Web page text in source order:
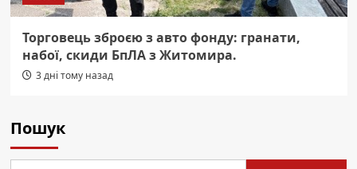
Торговець зброєю з авто фонду: гранати,
набої, скиди БпЛА з Житомира.
3 дні тому назад
Пошук